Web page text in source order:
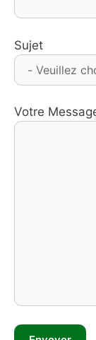
Sujet
Votre